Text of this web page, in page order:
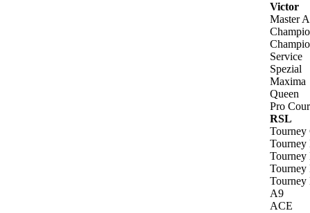
Victor
Master
Service
Spezial
Maxima
Queen
Pro
RSL
Tourney
Tourney
Tourney
Tourney
Tourney
A9
ACE